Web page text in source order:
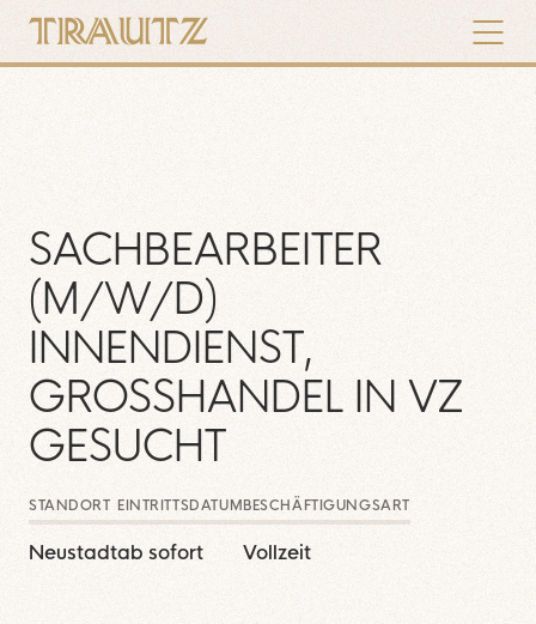
ÜBER UNS
TERMINE
NEWS & ANKÜNDIGUNGEN
SERVICE & DOWNLOADS
SACHBEARBEITER
(M/W/D)
INNENDIENST,
GROSSHANDEL IN VZ G
ESUCHT
STANDORT
Neustadt
EINTRITTSDATUM
ab sofort
BESCHÄFTIGUNGSART
Vollzeit